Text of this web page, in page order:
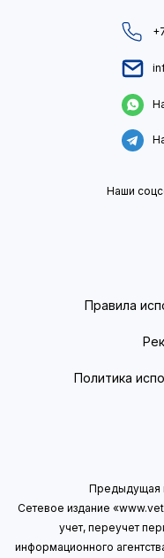
Наши
Правила
Политика
Предыдущая
Сетевое издание
учет, переучет
информационного